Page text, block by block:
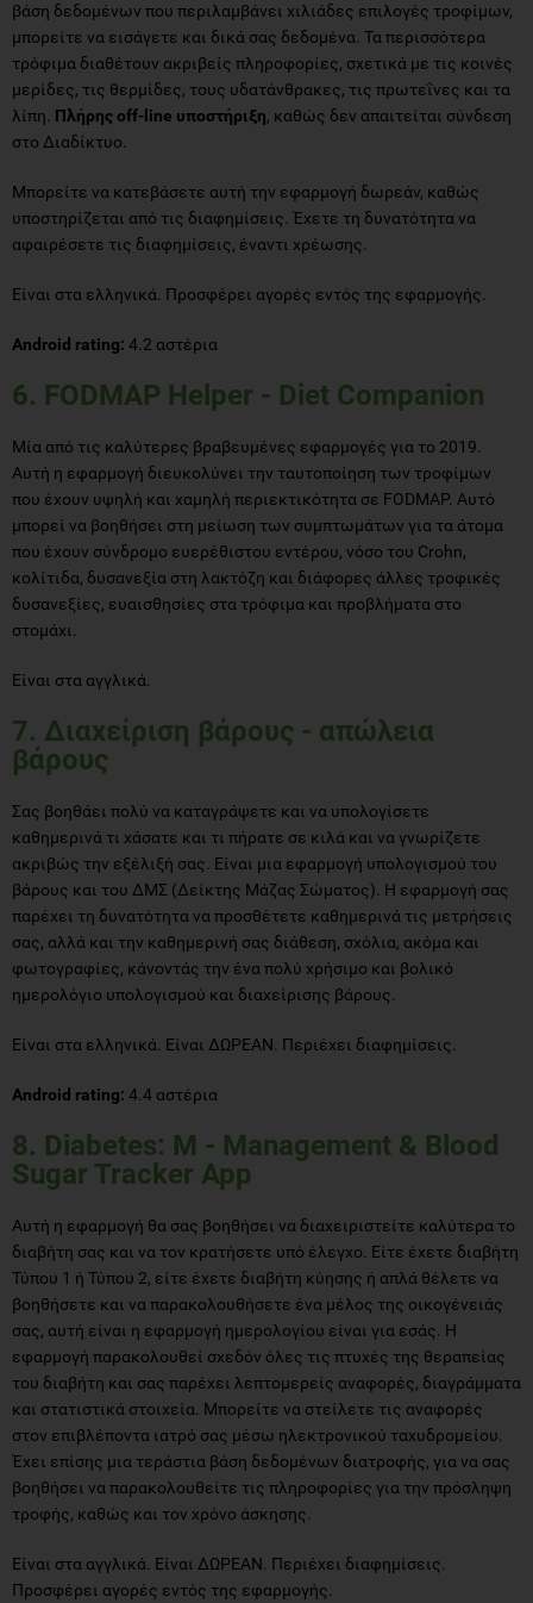
βάση δεδομένων που περιλαμβάνει χιλιάδες επιλογές τροφίμων,
μπορείτε να εισάγετε και δικά σας δεδομένα. Τα περισσότερα
τρόφιμα διαθέτουν ακριβείς πληροφορίες, σχετικά με τις κοινές
μερίδες, τις θερμίδες, τους υδατάνθρακες, τις πρωτεΐνες και τα
λίπη. Πλήρης off-line υποστήριξη, καθώς δεν απαιτείται σύνδεση
στο Διαδίκτυο.
Μπορείτε να κατεβάσετε αυτή την εφαρμογή δωρεάν, καθώς
υποστηρίζεται από τις διαφημίσεις. Έχετε τη δυνατότητα να
αφαιρέσετε τις διαφημίσεις, έναντι χρέωσης.
Είναι στα ελληνικά. Προσφέρει αγορές εντός της εφαρμογής.
Android rating: 4.2 αστέρια
6. FODMAP Helper - Diet Companion
Μία από τις καλύτερες βραβευμένες εφαρμογές για το 2019.
Αυτή η εφαρμογή διευκολύνει την ταυτοποίηση των τροφίμων
που έχουν υψηλή και χαμηλή περιεκτικότητα σε FODMAP. Αυτό
μπορεί να βοηθήσει στη μείωση των συμπτωμάτων για τα άτομα
που έχουν σύνδρομο ευερέθιστου εντέρου, νόσο του Crohn,
κολίτιδα, δυσανεξία στη λακτόζη και διάφορες άλλες τροφικές
δυσανεξίες, ευαισθησίες στα τρόφιμα και προβλήματα στο
στομάχι.
Είναι στα αγγλικά.
7. Διαχείριση βάρους - απώλεια
βάρους
Σας βοηθάει πολύ να καταγράψετε και να υπολογίσετε
καθημερινά τι χάσατε και τι πήρατε σε κιλά και να γνωρίζετε
ακριβώς την εξέλιξή σας. Είναι μια εφαρμογή υπολογισμού του
βάρους και του ΔΜΣ (Δείκτης Μάζας Σώματος). Η εφαρμογή σας
παρέχει τη δυνατότητα να προσθέτετε καθημερινά τις μετρήσεις
σας, αλλά και την καθημερινή σας διάθεση, σχόλια, ακόμα και
φωτογραφίες, κάνοντάς την ένα πολύ χρήσιμο και βολικό
ημερολόγιο υπολογισμού και διαχείρισης βάρους.
Είναι στα ελληνικά. Είναι ΔΩΡΕΑΝ. Περιέχει διαφημίσεις.
Android rating: 4.4 αστέρια
8. Diabetes: M - Management & Blood
Sugar Tracker App
Αυτή η εφαρμογή θα σας βοηθήσει να διαχειριστείτε καλύτερα το
διαβήτη σας και να τον κρατήσετε υπό έλεγχο. Είτε έχετε διαβήτη
Τύπου 1 ή Τύπου 2, είτε έχετε διαβήτη κύησης ή απλά θέλετε να
βοηθήσετε και να παρακολουθήσετε ένα μέλος της οικογένειάς
σας, αυτή είναι η εφαρμογή ημερολογίου είναι για εσάς. Η
εφαρμογή παρακολουθεί σχεδόν όλες τις πτυχές της θεραπείας
του διαβήτη και σας παρέχει λεπτομερείς αναφορές, διαγράμματα
και στατιστικά στοιχεία. Μπορείτε να στείλετε τις αναφορές
στον επιβλέποντα ιατρό σας μέσω ηλεκτρονικού ταχυδρομείου.
Έχει επίσης μια τεράστια βάση δεδομένων διατροφής, για να σας
βοηθήσει να παρακολουθείτε τις πληροφορίες για την πρόσληψη
τροφής, καθώς και τον χρόνο άσκησης.
Είναι στα αγγλικά. Είναι ΔΩΡΕΑΝ. Περιέχει διαφημίσεις.
Προσφέρει αγορές εντός της εφαρμογής.